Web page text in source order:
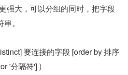
强大，可以分组的同时，把字段
。
要连接的字段 [order by 排序
'分隔符'] )